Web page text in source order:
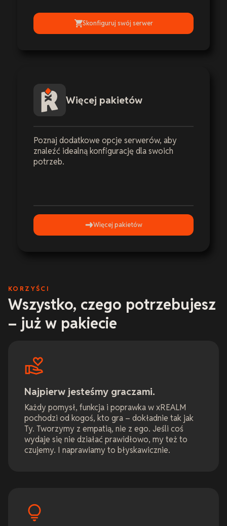
Skonfiguruj swój serwer
Więcej pakietów
Poznaj dodatkowe opcje serwerów, aby
znaleźć idealną konfigurację dla swoich
potrzeb.
Więcej pakietów
KORZYŚCI
Wszystko, czego potrzebujesz
– już w pakiecie
Najpierw jesteśmy graczami.
Każdy pomysł, funkcja i poprawka w xREALM
pochodzi od kogoś, kto gra – dokładnie tak jak
Ty. Tworzymy z empatią, nie z ego. Jeśli coś
wydaje się nie działać prawidłowo, my też to
czujemy. I naprawiamy to błyskawicznie.